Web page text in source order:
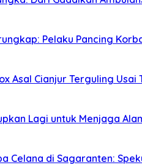
Pelaku Pancing
Asal Cianjur Terguling
Lagi untuk Menjaga
Celana di Sagaranten: